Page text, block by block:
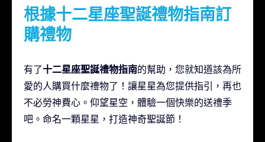
根據十二星座聖誕禮物指南訂
購禮物
有了十二星座聖誕禮物指南的幫助，您就知道該為所
愛的人購買什麼禮物了！讓星星為您提供指引，再也
不必勞神費心。仰望星空，體驗一個快樂的送禮季
吧。命名一顆星星，打造神奇聖誕節！